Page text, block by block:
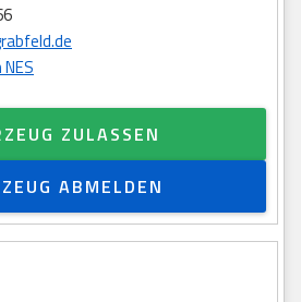
ZULASSEN
ABMELDEN